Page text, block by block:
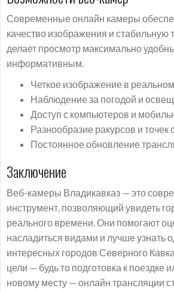
Современные онлайн камеры
качество изображения и стабильную
делает просмотр максимально
информативным.
Четкое изображение в
Наблюдение за погодой и
Доступ с компьютеров и
Разнообразие ракурсов и точек
Постоянное обновление
Заключение
Веб-камеры Владикавказ — это
инструмент, позволяющий увидеть
реального времени. Они помогают
насладиться видами и лучше узнать
интересных городов Северного
цели — будь то подготовка к поездке
новому месту — онлайн трансляции